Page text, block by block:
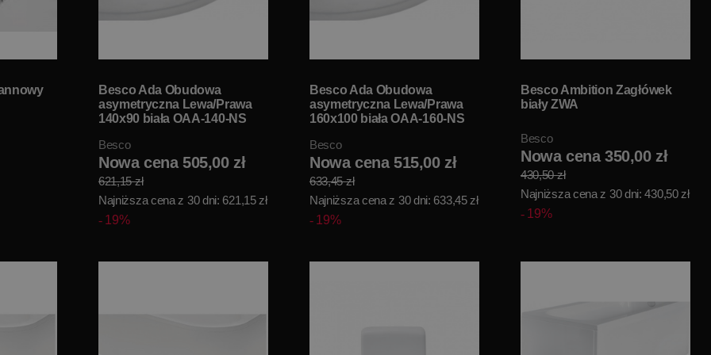
Besco Ada Obudowa
asymetryczna Lewa/Prawa
140x90 biała OAA-140-NS
Besco
Nowa cena 505,00 zł
621,15 zł
Najniższa cena z 30 dni: 621,15 zł
19%
Besco Ada Obudowa
asymetryczna Lewa/Prawa
160x100 biała OAA-160-NS
Besco
Nowa cena 515,00 zł
633,45 zł
Najniższa cena z 30 dni: 633,45 zł
19%
Besco Ambition Zagłówek
biały ZWA
Besco
Nowa cena 350,00 zł
430,50 zł
Najniższa cena z 30 dni: 430,50 zł
19%